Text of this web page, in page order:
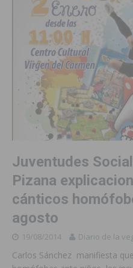
Juventudes
Pizana
cánticos
agosto
19/08/2014 Diario de la
Carlos Sánchez manifiesta